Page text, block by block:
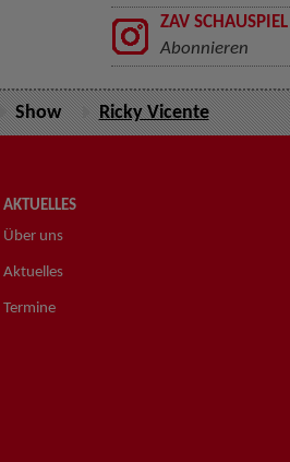
ZAV SCHAUSPIEL
Abonnieren
Show Ricky Vicente
AKTUELLES
Über uns
Aktuelles
Termine